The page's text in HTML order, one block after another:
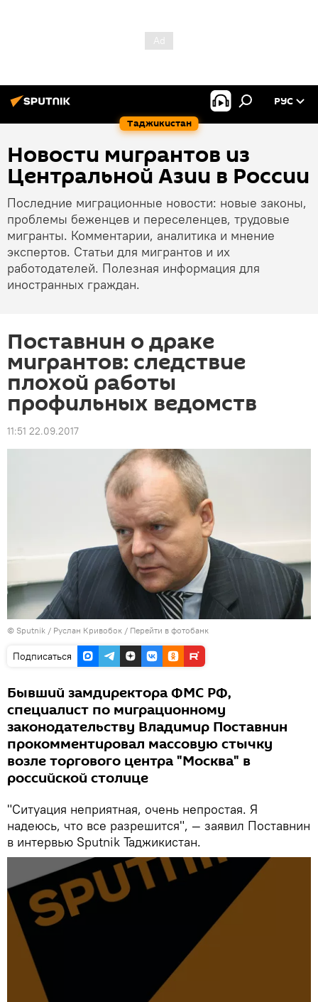
Таджикистан
РУС
Новости мигрантов из
Центральной Азии в России
Последние миграционные новости: новые законы,
проблемы беженцев и переселенцев, трудовые
мигранты. Комментарии, аналитика и мнение
экспертов. Статьи для мигрантов и их
работодателей. Полезная информация для
иностранных граждан.
Поставнин о драке
мигрантов: следствие
плохой работы
профильных ведомств
11:51 22.09.2017
© Sputnik / Руслан Кривобок / Перейти в фотобанк
Подписаться
Бывший замдиректора ФМС РФ,
специалист по миграционному
законодательству Владимир Поставнин
прокомментировал массовую стычку
возле торгового центра "Москва" в
российской столице
"Ситуация неприятная, очень непростая. Я
надеюсь, что все разрешится", — заявил Поставнин
в интервью Sputnik Таджикистан.